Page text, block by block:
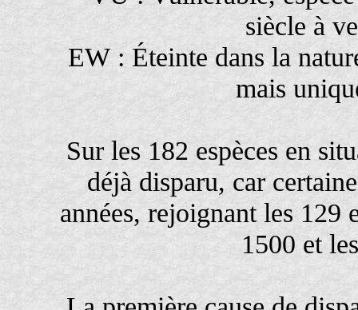
siècle à
EW : Éteinte dans la
mais
Sur les 182 espèces en
déjà disparu, car
années, rejoignant les 129
1500 et